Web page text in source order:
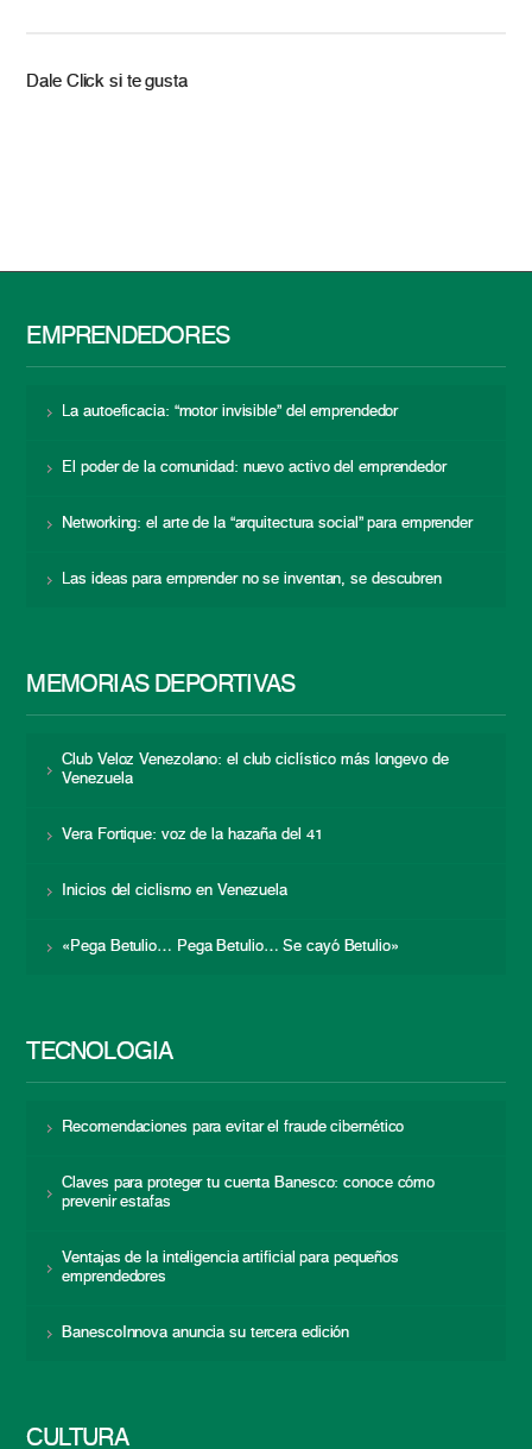
Dale Click si te gusta
EMPRENDEDORES
La autoeficacia: “motor invisible” del emprendedor
El poder de la comunidad: nuevo activo del emprendedor
Networking: el arte de la “arquitectura social” para emprender
Las ideas para emprender no se inventan, se descubren
MEMORIAS DEPORTIVAS
Club Veloz Venezolano: el club ciclístico más longevo de
Venezuela
Vera Fortique: voz de la hazaña del 41
Inicios del ciclismo en Venezuela
«Pega Betulio… Pega Betulio… Se cayó Betulio»
TECNOLOGÍA
Recomendaciones para evitar el fraude cibernético
Claves para proteger tu cuenta Banesco: conoce cómo
prevenir estafas
Ventajas de la inteligencia artificial para pequeños
emprendedores
BanescoInnova anuncia su tercera edición
CULTURA